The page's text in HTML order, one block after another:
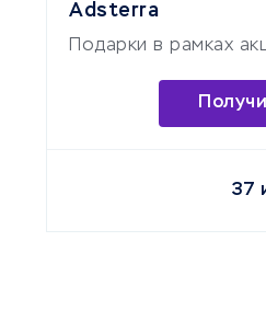
Adsterra
Подарки в рамках
37